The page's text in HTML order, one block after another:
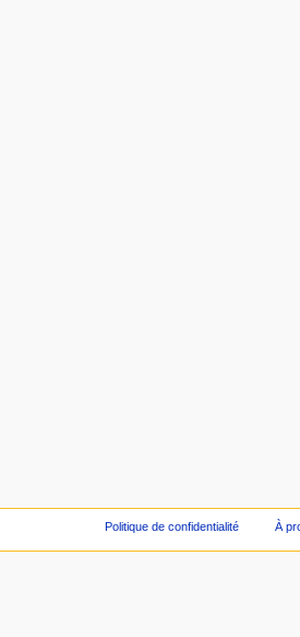
Politique de confidentialité À